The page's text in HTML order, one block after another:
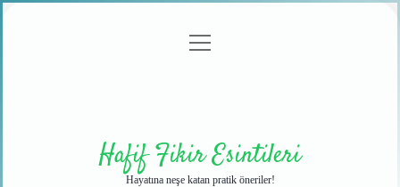
menüyü
Hafif Fikir Esintileri
Hayatına neşe katan pratik öneriler!